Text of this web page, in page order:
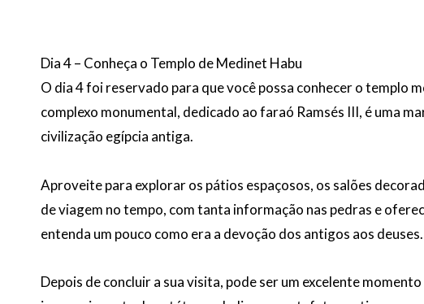
Dia 4 – Conheça o Templo de Medinet Habu
O dia 4 foi reservado para que você possa conhecer o templo
complexo monumental, dedicado ao faraó Ramsés III, é uma
civilização egípcia antiga.
Aproveite para explorar os pátios espaçosos, os salões
de viagem no tempo, com tanta informação nas pedras e
entenda um pouco como era a devoção dos antigos aos deuses.
Depois de concluir a sua visita, pode ser um excelente